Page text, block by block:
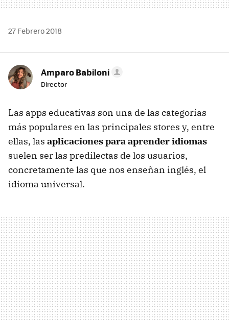
27 Febrero 2018
Amparo Babiloni
Director
Las apps educativas son una de las categorías
más populares en las principales stores y, entre
ellas, las aplicaciones para aprender idiomas
suelen ser las predilectas de los usuarios,
concretamente las que nos enseñan inglés, el
idioma universal.